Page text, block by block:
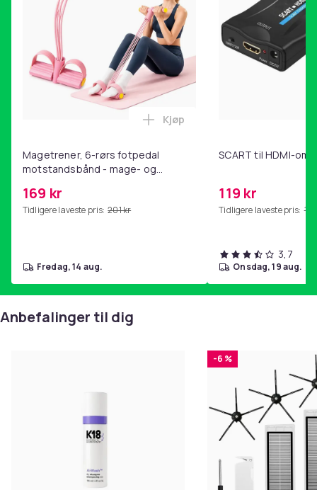
Magetrener, 6-rørs fotpedal
motstandsbånd - mage- og
hjemmegymnastikk Pink
169 kr
Tidligere laveste pris: 201 kr
Legg Magetrener, 6-rørs
Kjøp
fredag, 14 aug.
SCART til HDMI-
119 kr
Tidligere laveste pris:
3,7
onsdag, 19 aug.
Anbefalinger til dig
-6 %